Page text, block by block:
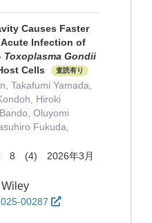
Causes Faster
Infection of
Toxoplasma Gondii
Cells
査読有り
Takafumi Yamada,
Hiroki
Oluyomi
Fukuda,
8 (4) 2026年3月
Wiley
00287